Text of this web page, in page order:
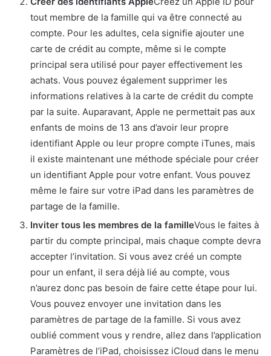
tout membre de la famille qui va être connecté au
compte. Pour les adultes, cela signifie ajouter une
carte de crédit au compte, même si le compte
principal sera utilisé pour payer effectivement les
achats. Vous pouvez également supprimer les
informations relatives à la carte de crédit du compte
par la suite. Auparavant, Apple ne permettait pas aux
enfants de moins de 13 ans d’avoir leur propre
identifiant Apple ou leur propre compte iTunes, mais
il existe maintenant une méthode spéciale pour créer
un identifiant Apple pour votre enfant. Vous pouvez
même le faire sur votre iPad dans les paramètres de
partage de la famille.
Inviter tous les membres de la familleVous le faites à
partir du compte principal, mais chaque compte devra
accepter l’invitation. Si vous avez créé un compte
pour un enfant, il sera déjà lié au compte, vous
n’aurez donc pas besoin de faire cette étape pour lui.
Vous pouvez envoyer une invitation dans les
paramètres de partage de la famille. Si vous avez
oublié comment vous y rendre, allez dans l’application
Paramètres de l’iPad, choisissez iCloud dans le menu